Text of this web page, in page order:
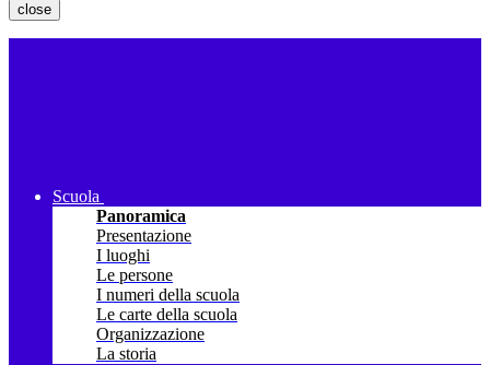
close
Scuola
Panoramica
Presentazione
I luoghi
Le persone
I numeri della scuola
Le carte della scuola
Organizzazione
La storia